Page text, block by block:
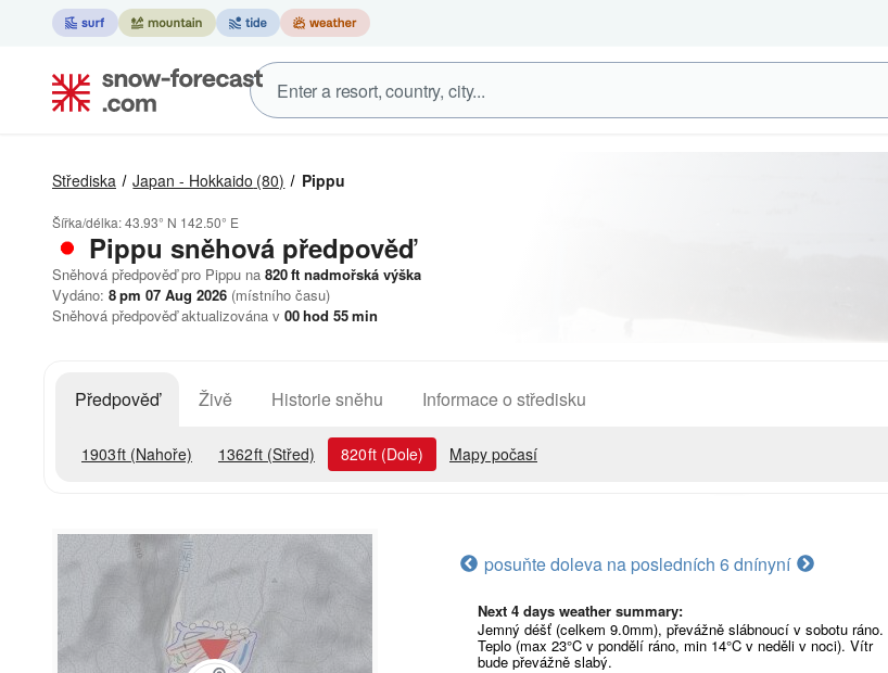
Střediska Japan - Hokkaido (80) Pippu
Šířka/délka:43.93° N 142.50° E
Pippu sněhová předpověď
Sněhová předpověď pro Pippu na 820ft nadmořská výška
Vydáno: 8 pm 07 Aug 2026 (místního času)
Sněhová předpověď aktualizována v 00hod 55min
Předpověď Živě Historie sněhu Informace o středisku
1903ft (Nahoře) 1362ft (Střed) 820ft (Dole) Mapy počasí
posuňte doleva na posledních 6 dnínyní
Next 4 days weather summary:
Jemný déšť (celkem 9.0mm), převážně slábnoucí v sobotu ráno.
Teplo (max 23°C v pondělí ráno, min 14°C v neděli v noci). Vítr
bude převážně slabý.